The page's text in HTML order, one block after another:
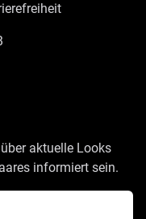
aktuelle Looks
informiert sein.